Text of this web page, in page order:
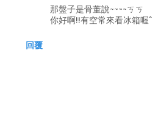
那盤子是骨董說~~~~ㄎㄎ
你好啊!!有空常來看冰箱喔^^
回覆